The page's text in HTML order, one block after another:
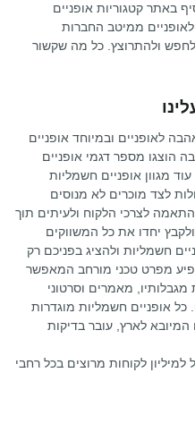
באתר קטגוריות אופניים
ממיטב החברות
ולהתרוצץ. כל מה שקשור
לאופניים ובמיוחד אופניים
הוצגו מספר דגמי אופניים
מגוון אופניים חשמליות
לצד מוכרים לא מנוסים
לצרכי הלקוח ולעיתים תוך
יחדו את כל המשווקים
חשמליות ולהציג בפניכם רק
מפרט טכני מורחב המאפשר
מאמרים וסרטוני
כל אופניים חשמליות מוגדרות
המיובא לארץ, עובר בדיקות
לקוחות מרוצים בכל רחבי